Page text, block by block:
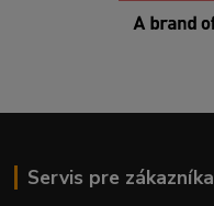
Servis pre zákazníka